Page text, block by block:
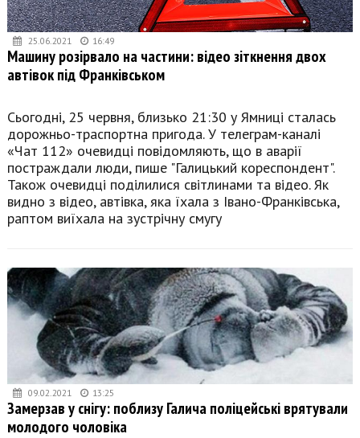
25.06.2021 16:49
Машину розірвало на частини: відео зіткнення двох
автівок під Франківськом
Сьогодні, 25 червня, близько 21:30 у Ямниці сталась
дорожньо-траспортна пригода. У телеграм-каналі
«Чат 112» очевидці повідомляють, що в аварії
постраждали люди, пише "Галицький кореспондент".
Також очевидці поділилися світлинами та відео. Як
видно з відео, автівка, яка їхала з Івано-Франківська,
раптом виїхала на зустрічну смугу
09.02.2021 13:25
Замерзав у снігу: поблизу Галича поліцейські врятували
молодого чоловіка